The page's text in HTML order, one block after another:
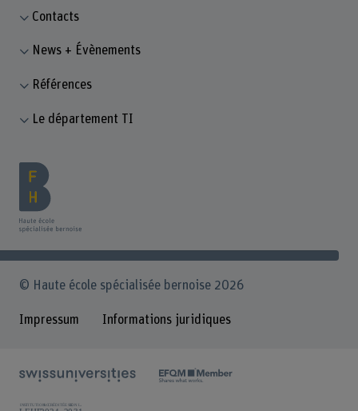
Contacts
News + Évènements
Références
Le département TI
© Haute école spécialisée bernoise 2026
Impressum Informations juridiques